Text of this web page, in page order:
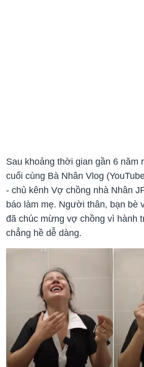
Sau khoảng thời gian gần 6 năm
cuối cùng Bà Nhân Vlog
- chủ kênh Vợ chồng nhà Nhân
báo làm mẹ. Người thân, bạn bè
đã chúc mừng vợ chồng vì hành
chẳng hề dễ dàng.